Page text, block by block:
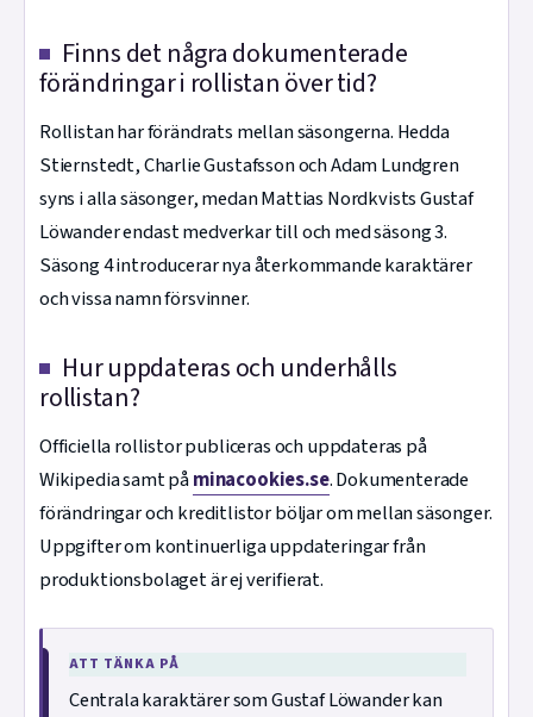
Finns det några dokumenterade
förändringar i rollistan över tid?
Rollistan har förändrats mellan säsongerna. Hedda
Stiernstedt, Charlie Gustafsson och Adam Lundgren
syns i alla säsonger, medan Mattias Nordkvists Gustaf
Löwander endast medverkar till och med säsong 3.
Säsong 4 introducerar nya återkommande karaktärer
och vissa namn försvinner.
Hur uppdateras och underhålls
rollistan?
Officiella rollistor publiceras och uppdateras på
Wikipedia samt påminacookies.se. Dokumenterade
förändringar och kreditlistor böljar om mellan säsonger.
Uppgifter om kontinuerliga uppdateringar från
produktionsbolaget är ej verifierat.
ATT TÄNKA PÅ
Centrala karaktärer som Gustaf Löwander kan